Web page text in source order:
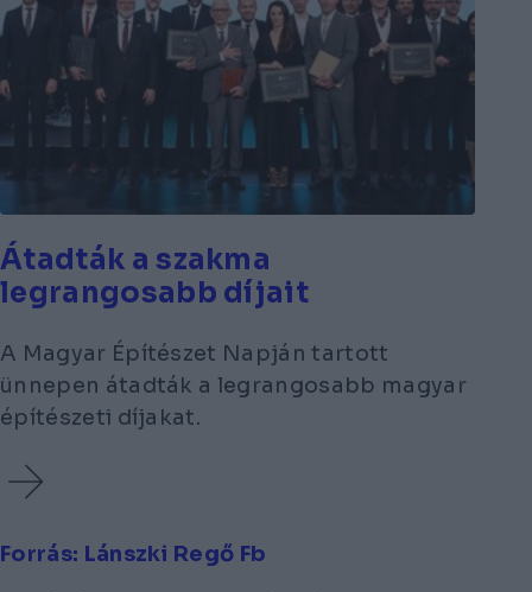
Átadták a szakma
legrangosabb díjait
A Magyar Építészet Napján tartott
ünnepen átadták a legrangosabb magyar
építészeti díjakat.
Forrás: Lánszki Regő Fb